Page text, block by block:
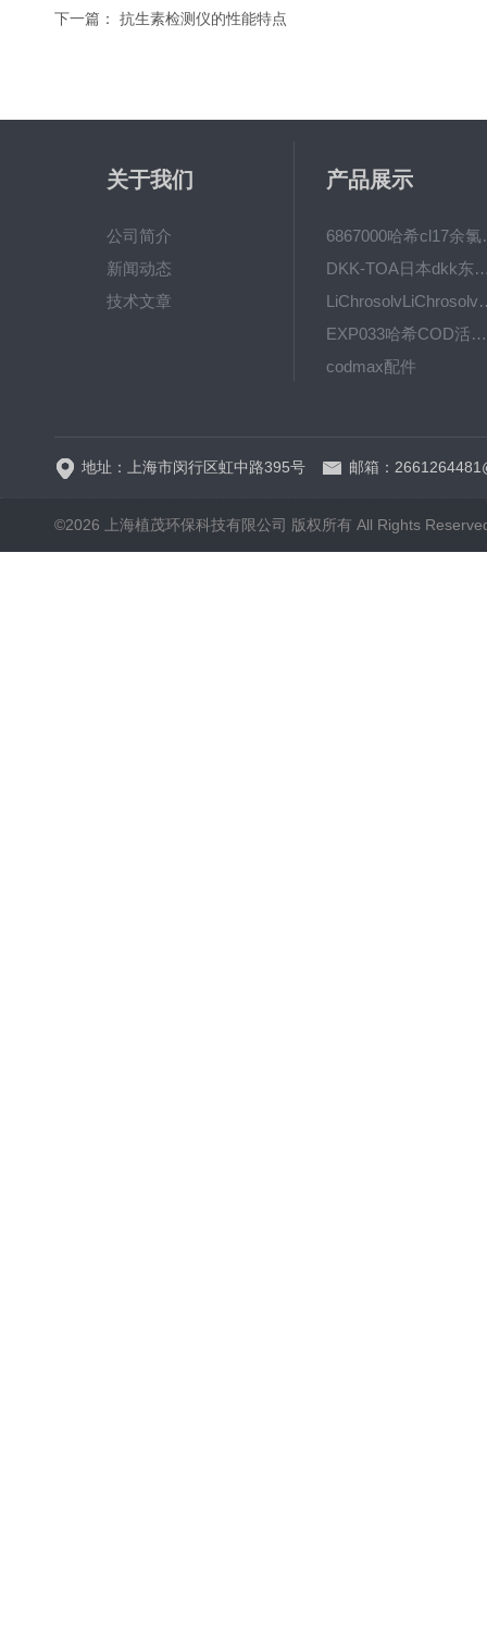
下一篇： 抗生素检测仪的性能特点
关于我们
公司简介
新闻动态
技术文章
产品展示
6867000
DKK-TOA日本dkk东亚电
EXP033哈希COD活塞泵价格 EXP033
codmax配件
地址：上海市闵行区虹中路395号 邮箱：
©2026 上海植茂环保科技有限公司 版权所有 All Rights